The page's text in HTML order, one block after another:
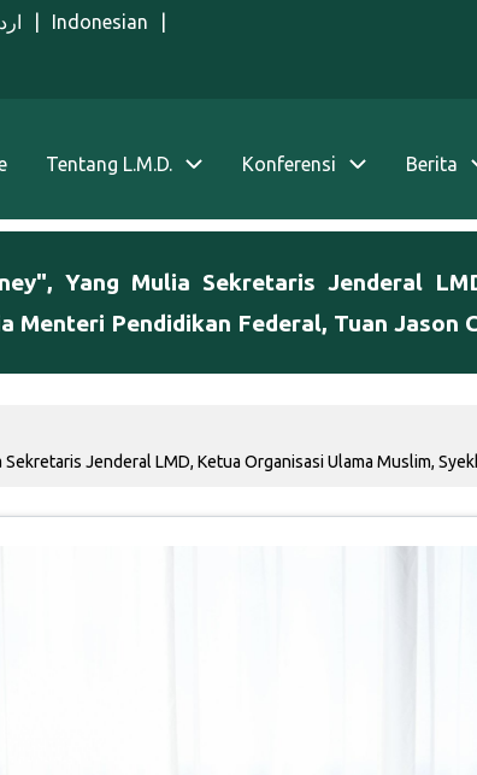
Indonesian
Tentang L.M.D. Konferensi Berita
Yang Mulia Sekretaris Jenderal
Menteri Pendidikan Federal, Tuan Jason
Jenderal LMD, Ketua Organisasi Ulama Muslim,